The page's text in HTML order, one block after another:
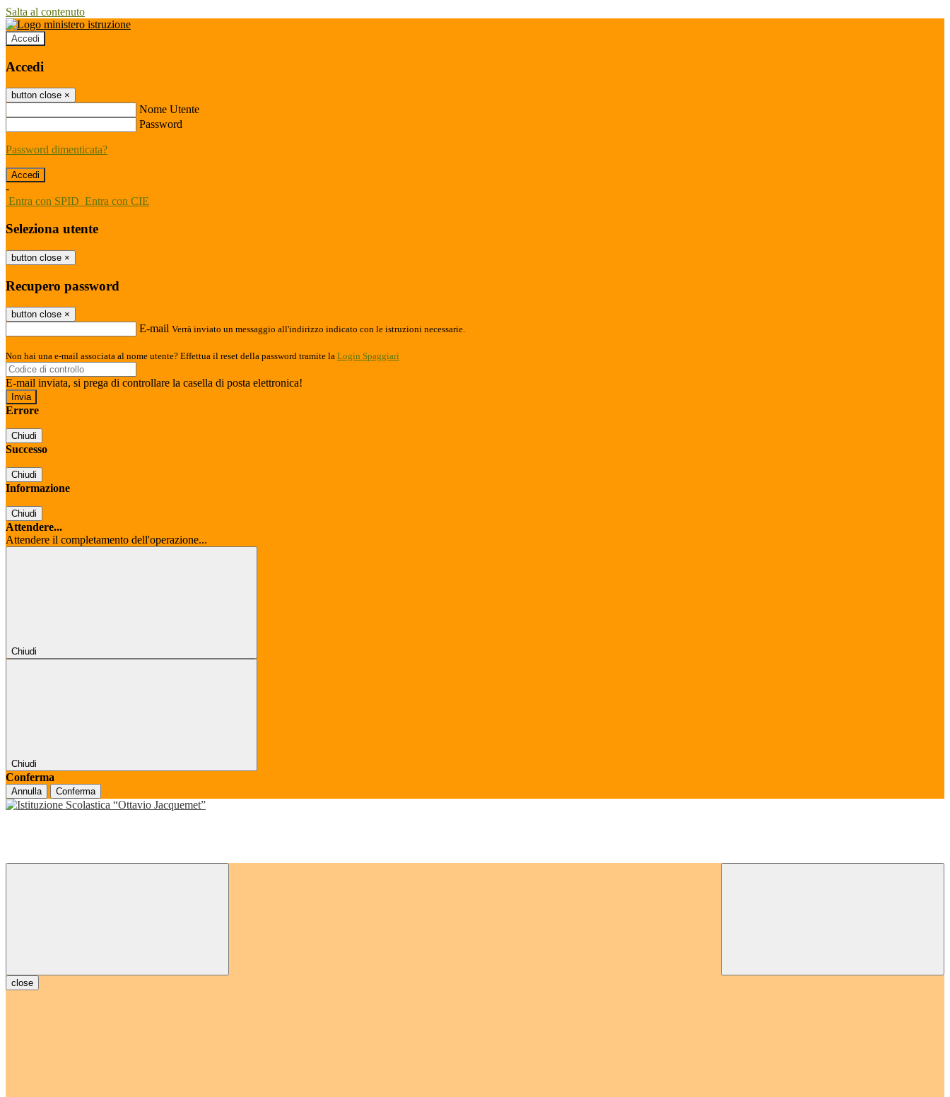
Salta al contenuto
Accedi
Accedi
button close ×
Nome Utente
Password
Password dimenticata?
-
Entra con SPID Entra con CIE
Seleziona utente
button close ×
Recupero password
button close ×
E-mail Verrà inviato un messaggio all'indirizzo indicato con le istruzioni necessarie.
Non hai una e-mail associata al nome utente? Effettua il reset della password tramite la Login Spaggiari
E-mail inviata, si prega di controllare la casella di posta elettronica!
Errore
Chiudi
Successo
Chiudi
Informazione
Chiudi
Attendere...
Attendere il completamento dell'operazione...
Chiudi
Chiudi
Conferma
Annulla Conferma
close